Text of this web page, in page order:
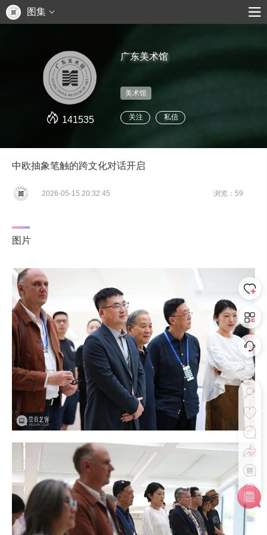
图集
141535
广东美术馆
美术馆
关注 私信
中欧抽象笔触的跨文化对话开启
2026-05-15 20:32:45 浏览：59
图片